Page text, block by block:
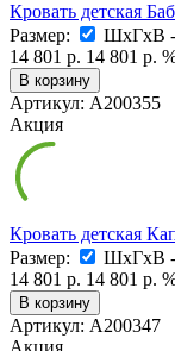
Кровать детская
Размер:
ШxГxВ -
14 801 р. 14 801 р.
В корзину
Артикул: А200355
Акция
Кровать детская
Размер:
ШxГxВ -
14 801 р. 14 801 р.
В корзину
Артикул: А200347